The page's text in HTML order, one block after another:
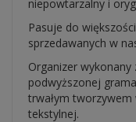
niepowtarzalny i
Pasuje do
sprzedawanych w
Organizer
podwyższonej
trwałym
tekstylnej.